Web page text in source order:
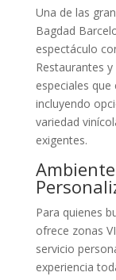
Una de las
Bagdad
espectáculo
Restaurantes
especiales
incluyendo
variedad
exigentes.
Para quienes
ofrece zonas
servicio
experiencia